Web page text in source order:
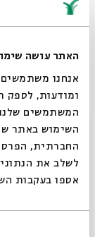
האתר עושה
ומודעות, לספק
המשתמשים
השימוש באתר
החברתית,
לשלב את
אספו בעקבות
- 10.9
סגור